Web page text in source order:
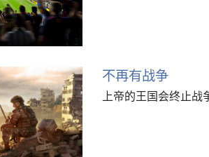
不再有战争
上帝的王国会终止战